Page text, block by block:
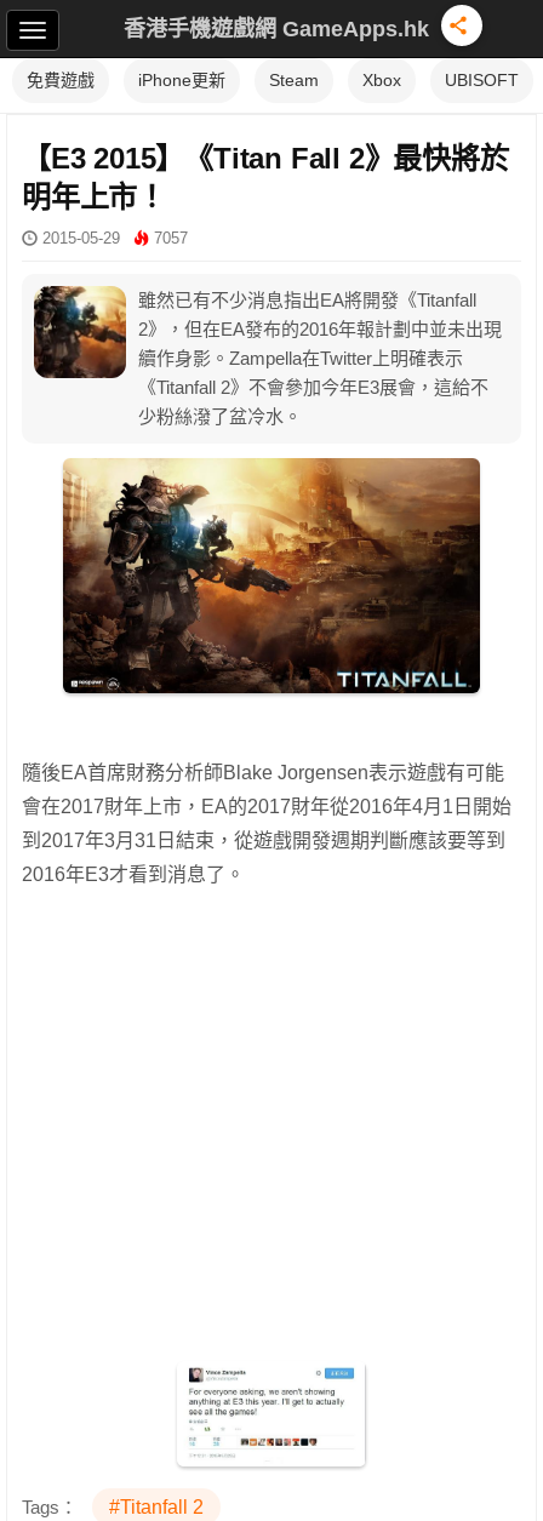
香港手機遊戲網 GameApps.hk
免費遊戲 iPhone更新 Steam Xbox UBISOFT
【E3 2015】《Titan Fall 2》最快將於
明年上市！
2015-05-29 7057
雖然已有不少消息指出EA將開發《Titanfall
2》，但在EA發布的2016年報計劃中並未出現
續作身影。Zampella在Twitter上明確表示
《Titanfall 2》不會參加今年E3展會，這給不
少粉絲潑了盆冷水。
隨後EA首席財務分析師Blake Jorgensen表示遊戲有可能
會在2017財年上市，EA的2017財年從2016年4月1日開始
到2017年3月31日結束，從遊戲開發週期判斷應該要等到
2016年E3才看到消息了。
Tags： #Titanfall 2